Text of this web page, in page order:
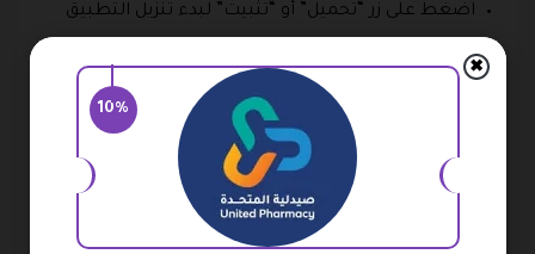
اضغط على زر “تحميل” أو “تثبيت” لبدء تنزيل التطبيق
انتظر حتى تكتمل عملية التحميل والتثبيت بشكل كامل
قبل فتح التطبيق واستخدامه لأول مرة بسهولة.
بعد تثبيت التطبيق، قم بفتحه وابدأ في إنشاء حساب
جديد أو تسجيل الدخول إلى حسابك الحالي مباشرة.
10%
✖